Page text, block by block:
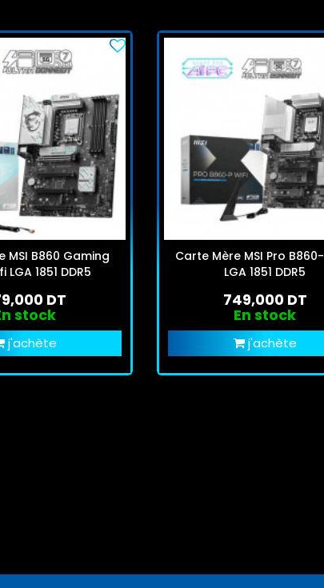
MSI B860 Gaming
LGA 1851 DDR5
DT
stock
j'achète
Carte Mère MSI Pro
LGA 1851 DDR5
749,000 DT
En stock
j'achète